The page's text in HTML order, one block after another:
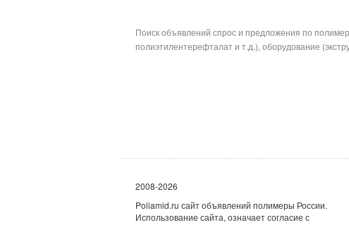
Поиск объявлений спрос и предложения по
полиэтилентерефталат и т.д.), оборудование
2008-2026
Poliamid.ru сайт объявлений полимеры России.
Использование сайта, означает согласие с